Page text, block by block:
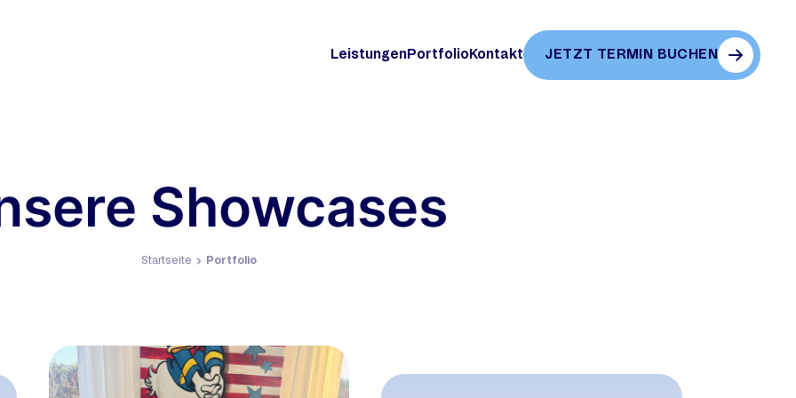
Leistungen Portfolio Kontakt JETZT TERMIN BUCHEN
Showcases
Startseite Portfolio